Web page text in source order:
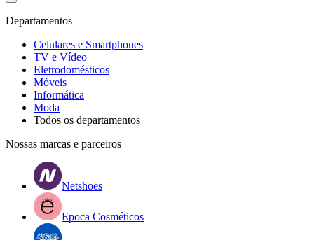
Departamentos
Celulares e Smartphones
TV e Vídeo
Eletrodomésticos
Móveis
Informática
Moda
Todos os departamentos
Nossas marcas e parceiros
Netshoes
Epoca Cosméticos